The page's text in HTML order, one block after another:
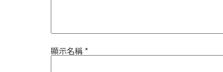
顯示名稱 *